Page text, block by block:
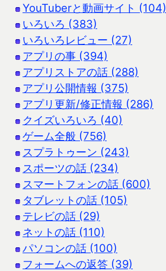
YouTuberと動画サイト (104)
いろいろ (383)
いろいろレビュー (27)
アプリの事 (394)
アプリストアの話 (288)
アプリ公開情報 (375)
アプリ更新/修正情報 (286)
クイズいろいろ (40)
ゲーム全般 (756)
スプラトゥーン (243)
スポーツの話 (234)
スマートフォンの話 (600)
タブレットの話 (105)
テレビの話 (29)
ネットの話 (110)
パソコンの話 (100)
フォームへの返答 (39)